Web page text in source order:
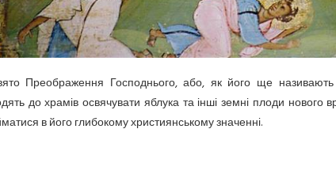
Преображення Господнього, або, як його ще
до храмів освячувати яблука та інші земні плоди
в його глибокому християнському значенні.